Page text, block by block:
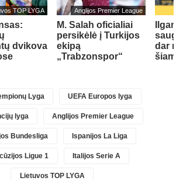
TOP LYGA
dvikova
Anglijos Premier League
M. Salah oficialiai
persikėlė į Turkijos
ekipą
„Trabzonspor“
dar
Lyga UEFA Europos lyga
lyga Anglijos Premier League
Bundesliga Ispanijos La Liga
Ligue 1 Italijos Serie A
Lietuvos TOP LYGA